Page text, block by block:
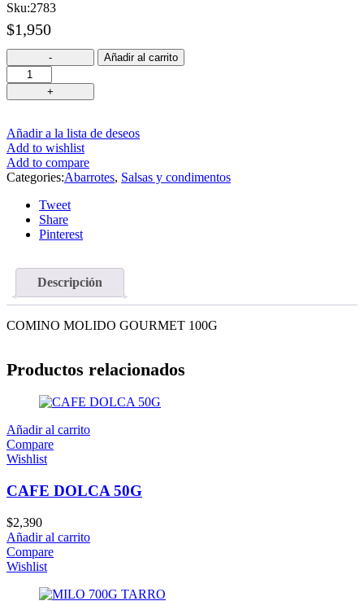
Sku:2783
$1,950
Añadir al carrito
Añadir a la lista de deseos
Add to wishlist
Add to compare
Categories:Abarrotes, Salsas y condimentos
Tweet
Share
Pinterest
Descripción
COMINO MOLIDO GOURMET 100G
Productos relacionados
Añadir al carrito
Compare
Wishlist
CAFE DOLCA 50G
$2,390
Añadir al carrito
Compare
Wishlist